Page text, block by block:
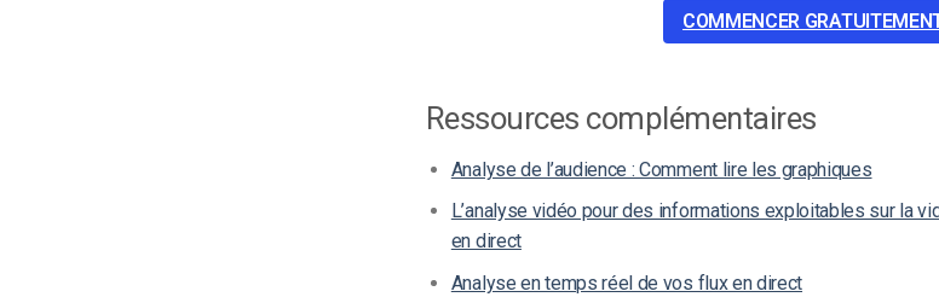
COMMENCER
Ressources complémentaires
Analyse de l’audience : Comment lire les graphiques
L’analyse vidéo pour des informations exploitables sur la
en direct
Analyse en temps réel de vos flux en direct